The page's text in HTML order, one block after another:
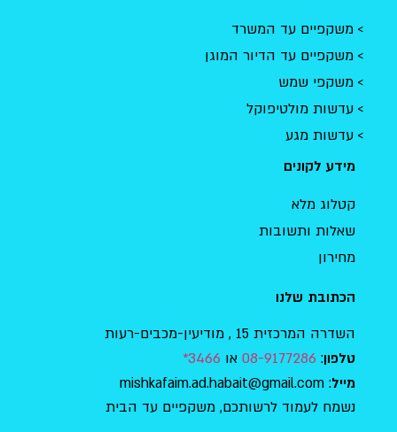
משקפיים עד המשרד
משקפיים עד הדיור המוגן
משקפי שמש
עדשות מולטיפוקל
עדשות מגע
מידע לקונים
קטלוג מלא
שאלות ותשובות
מחירון
הכתובת שלנו
השדרה המרכזית 15 , מודיעין-מכבים-רעות
טלפון:
08-9177286 או 3466*
מייל: mishkafaim.ad.habait@gmail.com
נשמח לעמוד לרשותכם, משקפיים עד הבית